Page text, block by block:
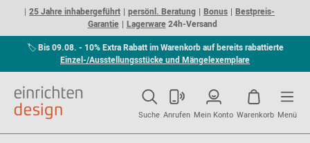
25 Jahre inhabergeführt persönl. Beratung Bonus
Bestpreis-
Garantie
Lagerware24h-Versand
🏷Bis 09.08. - 10% Extra Rabatt im Warenkorb auf bereits rabattierte
Einzel-/Ausstellungsstücke und Mängelexemplare
Suche Anrufen Mein Konto Warenkorb Menü